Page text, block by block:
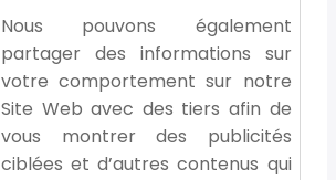
Nous pouvons également
partager des informations sur
votre comportement sur notre
Site Web avec des tiers afin de
vous montrer des publicités
ciblées et d’autres contenus qui